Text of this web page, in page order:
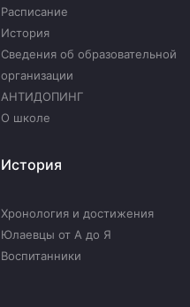
Расписание
История
Сведения об образовательной
организации
АНТИДОПИНГ
О школе
История
Хронология и достижения
Юлаевцы от А до Я
Воспитанники